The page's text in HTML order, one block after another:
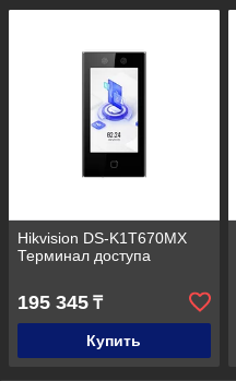
Hikvision DS-K1T670MX
Терминал доступа
195 345 ₸
Купить